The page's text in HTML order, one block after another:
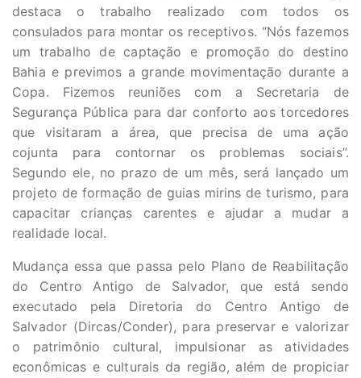
destaca o trabalho realizado com todos os
consulados para montar os receptivos. “Nós fazemos
um trabalho de captação e promoção do destino
Bahia e previmos a grande movimentação durante a
Copa. Fizemos reuniões com a Secretaria de
Segurança Pública para dar conforto aos torcedores
que visitaram a área, que precisa de uma ação
cojunta para contornar os problemas sociais”.
Segundo ele, no prazo de um mês, será lançado um
projeto de formação de guias mirins de turismo, para
capacitar crianças carentes e ajudar a mudar a
realidade local.
Mudança essa que passa pelo Plano de Reabilitação
do Centro Antigo de Salvador, que está sendo
executado pela Diretoria do Centro Antigo de
Salvador (Dircas/Conder), para preservar e valorizar
o patrimônio cultural, impulsionar as atividades
econômicas e culturais da região, além de propiciar